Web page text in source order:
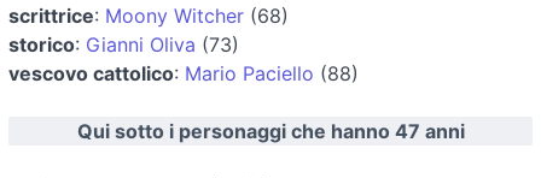
scrittrice: Moony Witcher (68)
storico: Gianni Oliva (73)
vescovo cattolico: Mario Paciello (88)
Qui sotto i personaggi che hanno 47 anni